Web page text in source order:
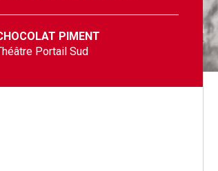
PIMENT
Portail Sud